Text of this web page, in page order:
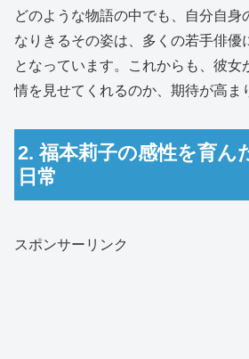
どのような物語の中でも、自分自身
なりきるその姿は、多くの若手俳優
となっています。これからも、彼女
情を見せてくれるのか、期待が高ま
2. 福本莉子の感性を育ん
日常
スポンサーリンク